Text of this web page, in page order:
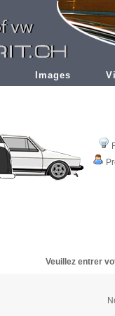
Images
Veuillez entrer